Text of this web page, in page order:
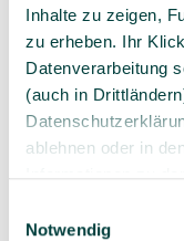
Inhalte zu zeigen,
zu erheben. Ihr
Datenverarbeitung
(auch in
ablehnen oder in
schutz­erklärung
Notwendig
Geprüfte